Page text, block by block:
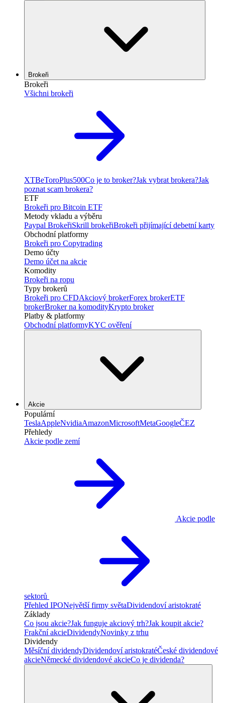
Brokeři
Brokeři
Všichni brokeři
XTBeToroPlus500Co je to broker?Jak vybrat brokera?Jak
poznat scam brokera?
ETF
Brokeři pro Bitcoin ETF
Metody vkladu a výběru
Paypal BrokeřiSkrill brokeřiBrokeři přijímající debetní karty
Obchodní platformy
Brokeři pro Copytrading
Demo účty
Demo účet na akcie
Komodity
Brokeři na ropu
Typy brokerů
Brokeři pro CFDAkciový brokerForex brokerETF
brokerBroker na komodityKrypto broker
Platby & platformy
Obchodní platformyKYC ověření
Akcie
Populární
TeslaAppleNvidiaAmazonMicrosoftMetaGoogleČEZ
Přehledy
Akcie podle zemí
Akcie podle
sektorů
Přehled IPONejvětší firmy světaDividendoví aristokraté
Základy
Co jsou akcie?Jak funguje akciový trh?Jak koupit akcie?
Frakční akcieDividendyNovinky z trhu
Dividendy
Měsíční dividendyDividendoví aristokratéČeské dividendové
akcieNěmecké dividendové akcieCo je dividenda?